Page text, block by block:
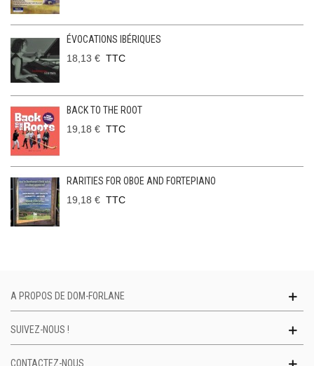
ÉVOCATIONS IBÉRIQUES
18,13 € TTC
BACK TO THE ROOT
19,18 € TTC
RARITIES FOR OBOE AND FORTEPIANO
19,18 € TTC
A PROPOS DE DOM-FORLANE
SUIVEZ-NOUS !
CONTACTEZ-NOUS